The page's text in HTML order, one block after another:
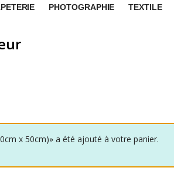
PHOTOGRAPHIE TEXTILE
x 50cm)» a été ajouté à votre panier.